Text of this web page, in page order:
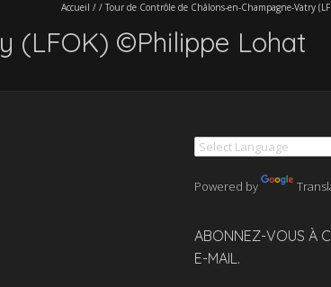
Accueil //Tour de Contrôle de Châlons-en-Champagne-Vatry
(LFOK) ©Philippe Lohat
Powered by
ABONNEZ-VOUS À
E-MAIL.